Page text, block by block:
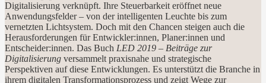
Digitalisierung verknüpft. Ihre Steuerbarkeit eröffnet neue
Anwendungsfelder – von der intelligenten Leuchte bis zum
vernetzten Lichtsystem. Doch mit den Chancen steigen auch die
Herausforderungen für Entwickler:innen, Planer:innen und
Entscheider:innen. Das Buch LED 2019 – Beiträge zur
Digitalisierung versammelt praxisnahe und strategische
Perspektiven auf diese Entwicklungen. Es unterstützt die Branche in
ihrem digitalen Transformationsprozess und zeigt Wege zur